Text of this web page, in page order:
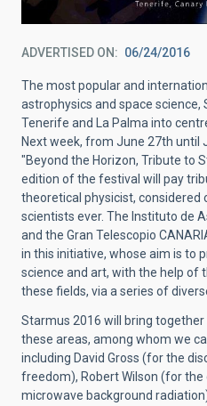
ADVERTISED ON 06/24/2016
The most popular and
astrophysics and space science,
Tenerife and La Palma into
Next week, from June 27th until
"Beyond the Horizon, Tribute to
edition of the festival will pay
theoretical physicist,
scientists ever. The Instituto de
and the Gran Telescopio
in this initiative, whose aim is to
science and art, with the help of
these fields, via a series of
Starmus 2016 will bring
these areas, among whom we
including David Gross (for the
freedom), Robert Wilson (for
microwave background